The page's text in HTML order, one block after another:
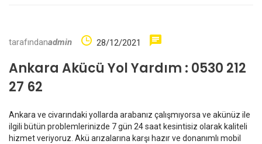
tarafındanadmin 28/12/2021
Ankara Akücü Yol Yardım : 0530 212
27 62
Ankara ve civarındaki yollarda arabanız çalışmıyorsa ve akünüz ile
ilgili bütün problemlerinizde 7 gün 24 saat kesintisiz olarak kaliteli
hizmet veriyoruz. Akü arızalarına karşı hazır ve donanımlı mobil